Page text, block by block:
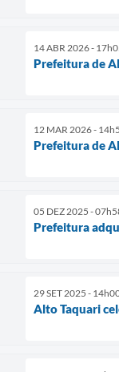
14 ABR 2026 -
Prefeitura de
12 MAR 2026 -
Prefeitura de
05 DEZ 2025 -
Prefeitura
29 SET 2025 -
Alto Taquari